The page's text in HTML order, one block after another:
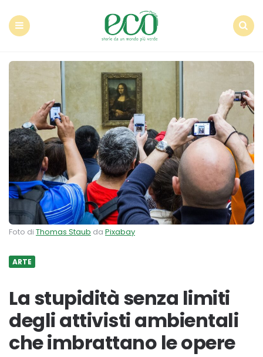
Foto di Thomas Staub da Pixabay
ARTE
La stupidità senza limiti
degli attivisti ambientali
che imbrattano le opere